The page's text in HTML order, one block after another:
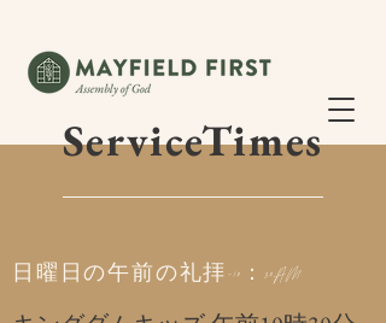
ServiceTimes
日曜日の午前の礼拝-10：30AM